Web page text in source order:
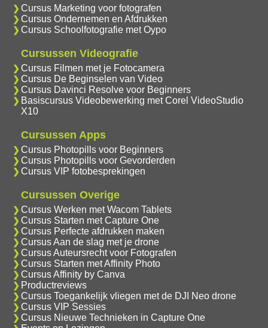
Cursus Marketing voor fotografen
Cursus Ondernemen en Afdrukken
Cursus Schoolfotografie met Oypo
Cursussen Videografie
Cursus Filmen met je Fotocamera
Cursus De Beginselen van Video
Cursus Davinci Resolve voor Beginners
Basiscursus Videobewerking met Corel VideoStudio
X10
Cursussen Apps
Cursus Photopills voor Beginners
Cursus Photopills voor Gevorderden
Cursus VIP fotobesprekingen
Cursussen Overige
Cursus Werken met Wacom Tablets
Cursus Starten met Capture One
Cursus Perfecte afdrukken maken
Cursus Aan de slag met je drone
Cursus Auteursrecht voor Fotografen
Cursus Starten met Affinity Photo
Cursus Affinity by Canva
Productreviews
Cursus Toegankelijk vliegen met de DJI Neo drone
Cursus VIP Sessies
Cursus Nieuwe Technieken in Capture One